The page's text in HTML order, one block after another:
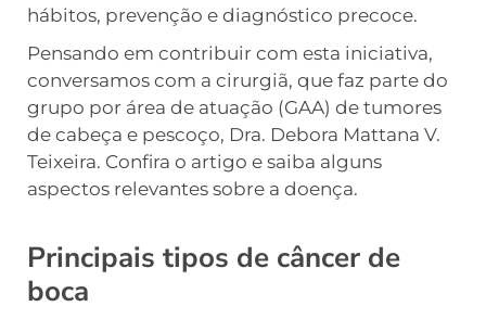
hábitos, prevenção e diagnóstico precoce.
Pensando em contribuir com esta iniciativa,
conversamos com a cirurgiã, que faz parte do
grupo por área de atuação (GAA) de tumores
de cabeça e pescoço, Dra. Debora Mattana V.
Teixeira. Confira o artigo e saiba alguns
aspectos relevantes sobre a doença.
Principais tipos de câncer de
boca